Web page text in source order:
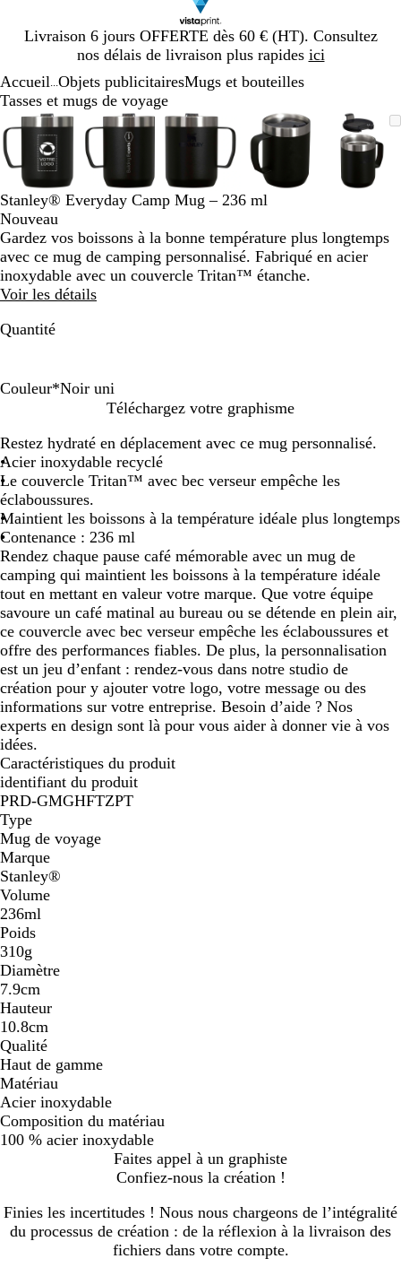
Livraison 6 jours OFFERTE dès 60 € (HT). Consultez
nos délais de livraison plus rapides ici
Diapositive
1
Accueil Objets publicitairesMugs et bouteilles
Tasses et mugs de voyage
Image
zoomable
Zoom
au
minimum
Cliquez
pour
développer
Utilisez
les
touches
plus
et
moins
pour
zoomer
et
les
touches
fléchées
défiler
Image
zoomable
Zoom
au
minimum
Cliquez
pour
développer
Utilisez
les
touches
plus
et
moins
pour
zoomer
et
Image
zoomable
Zoom
minimum
Cliquez
développer
Utilisez
touches
plus
et
moins
pour
zoomer
et
Image
zoomable
Zoom
au
minimum
Cliquez
pour
développer
Utilisez
les
touches
plus
et
pour
zoomer
et
Image
Zoom
au
pour
les
plus
et
pour
Diapositive
1
sur
Stanley® Everyday Camp Mug – 236 ml
Nouveau
Gardez vos boissons à la bonne température plus longtemps
avec ce mug de camping personnalisé. Fabriqué en acier
inoxydable avec un couvercle Tritan™ étanche.
Voir les détails
Quantité
Couleur*Noir uni
i
r
u
n
i
è
m
e
s
e
c
l
a
i
r
i
s
Téléchargez votre graphisme
Restez hydraté en déplacement avec ce mug personnalisé.
Acier inoxydable recyclé
Le couvercle Tritan™ avec bec verseur empêche les
éclaboussures.
Maintient les boissons à la température idéale plus longtemps
Contenance : 236 ml
Rendez chaque pause café mémorable avec un mug de
camping qui maintient les boissons à la température idéale
tout en mettant en valeur votre marque. Que votre équipe
savoure un café matinal au bureau ou se détende en plein air,
ce couvercle avec bec verseur empêche les éclaboussures et
offre des performances fiables. De plus, la personnalisation
est un jeu d’enfant : rendez-vous dans notre studio de
création pour y ajouter votre logo, votre message ou des
informations sur votre entreprise. Besoin d’aide ? Nos
experts en design sont là pour vous aider à donner vie à vos
idées.
Caractéristiques du produit
identifiant du produit
PRD-GMGHFTZPT
Type
Mug de voyage
Marque
Stanley®
Volume
236ml
Poids
310g
Diamètre
7.9cm
Hauteur
10.8cm
Qualité
Haut de gamme
Matériau
Acier inoxydable
Composition du matériau
100 % acier inoxydable
Faites appel à un graphiste
Confiez-nous la création !
Finies les incertitudes ! Nous nous chargeons de l’intégralité
du processus de création : de la réflexion à la livraison des
fichiers dans votre compte.